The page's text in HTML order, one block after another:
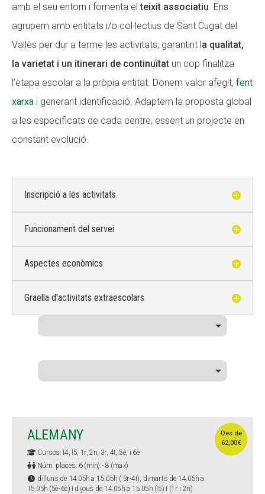
amb el seu entorn i fomenta elteixit associatiu. Ens
agrupem amb entitats i/o col·lectius de Sant Cugat del
Vallès per dur a terme les activitats, garantint la qualitat,
la varietat i un itinerari de continuïtat un cop finalitza
l’etapa escolar a la pròpia entitat. Donem valor afegit, fent
xarxa i generant identificació. Adaptem la proposta global
a les especificats de cada centre, essent un projecte en
constant evolució.
Inscripció a les activitats
Funcionament del servei
Aspectes econòmics
Graella d'activitats extraescolars
Des de
62,00€
ALEMANY
Cursos: I4, I5, 1r, 2n, 3r, 4t, 5è, i 6è
Núm. places: 6 (min) - 8 (max)
dilluns de 14.05h a 15.05h ( 3r-4t), dimarts de 14.05h a
15.05h (5è-6è) i dijous de 14.05h a 15.05h (I5) i (1r i 2n)